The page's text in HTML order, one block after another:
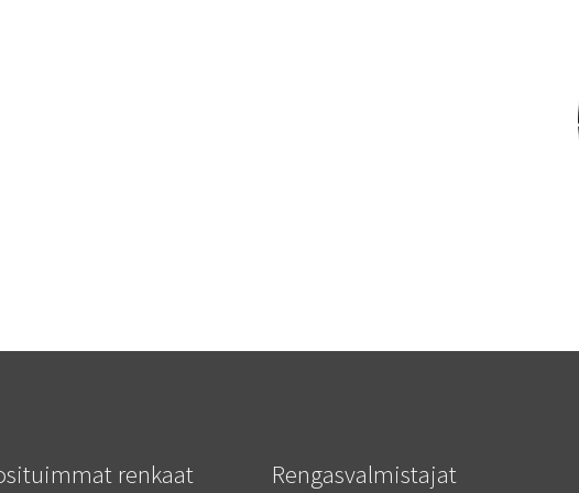
renkaat Rengasvalmistajat